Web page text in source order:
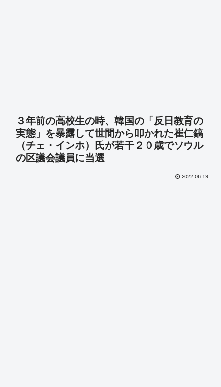
３年前の高校生の時、韓国の「反日教育の
実態」を暴露して世間から叩かれた崔仁鎬
（チェ・インホ）氏が若干２０歳でソウル
の区議会議員に当選
2022.06.19